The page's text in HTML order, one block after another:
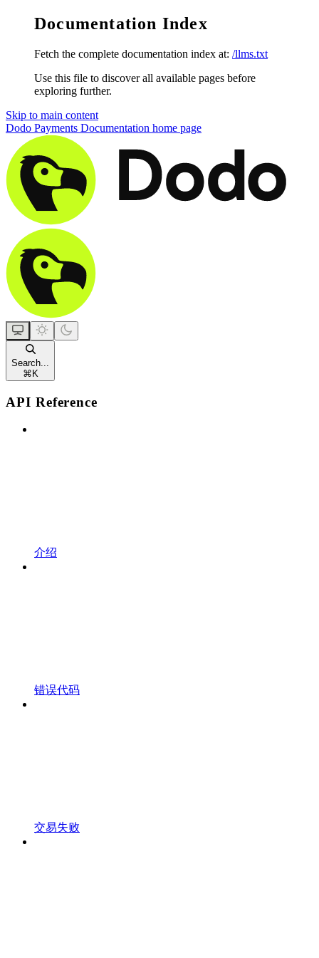
Documentation Index
Fetch the complete documentation index at: /llms.txt
Use this file to discover all available pages before
exploring further.
Skip to main content
Dodo Payments Documentation home page
Search...
⌘ K
API Reference
介绍
错误代码
交易失败